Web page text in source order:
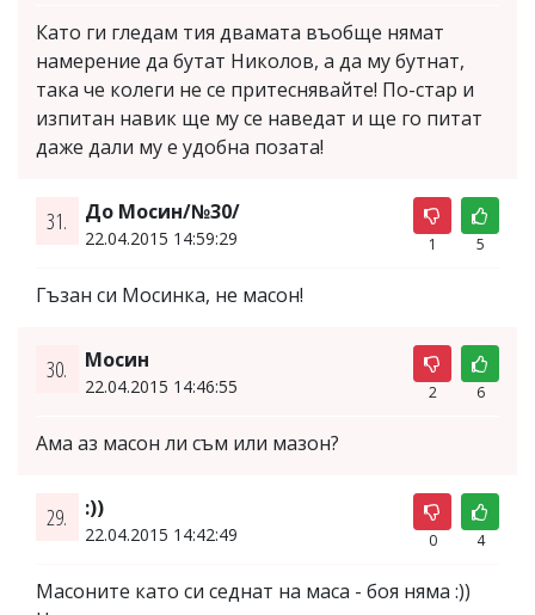
Като ги гледам тия двамата въобще нямат
намерение да бутат Николов, а да му бутнат,
така че колеги не се притеснявайте! По-стар и
изпитан навик ще му се наведат и ще го питат
даже дали му е удобна позата!
31. До Мосин/№30/
22.04.2015 14:59:29 1 5
Гъзан си Мосинка, не масон!
30. Мосин
22.04.2015 14:46:55 2 6
Ама аз масон ли съм или мазон?
29. :))
22.04.2015 14:42:49 0 4
Масоните като си седнат на маса - боя няма :))